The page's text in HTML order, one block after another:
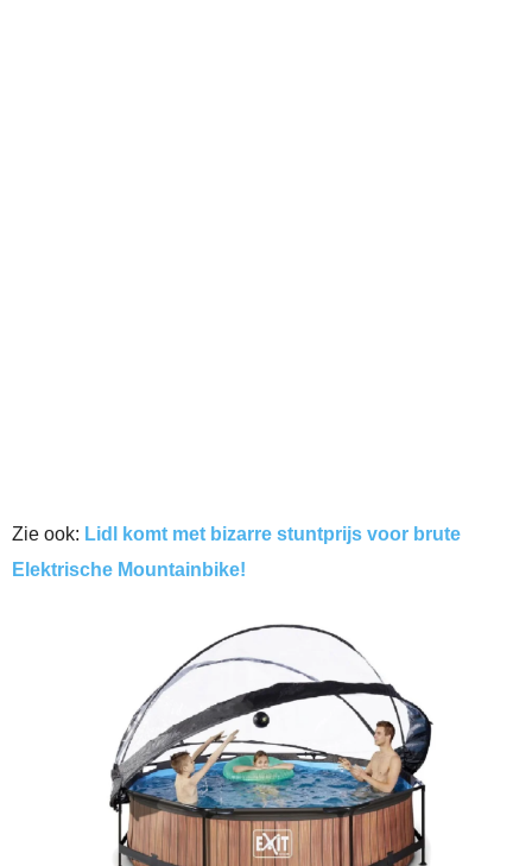
Zie ook: Lidl komt met bizarre stuntprijs voor brute
Elektrische Mountainbike!